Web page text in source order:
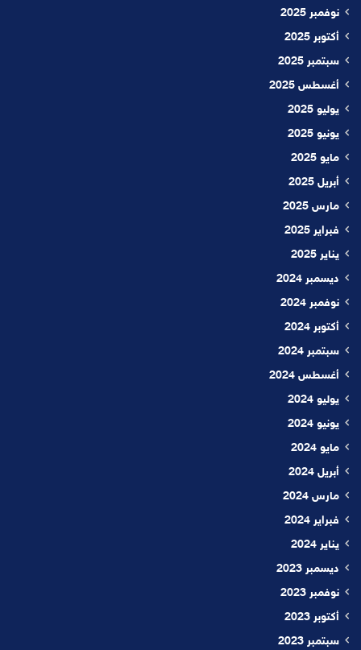
نوفمبر 2025
أكتوبر 2025
سبتمبر 2025
أغسطس 2025
يوليو 2025
يونيو 2025
مايو 2025
أبريل 2025
مارس 2025
فبراير 2025
يناير 2025
ديسمبر 2024
نوفمبر 2024
أكتوبر 2024
سبتمبر 2024
أغسطس 2024
يوليو 2024
يونيو 2024
مايو 2024
أبريل 2024
مارس 2024
فبراير 2024
يناير 2024
ديسمبر 2023
نوفمبر 2023
أكتوبر 2023
سبتمبر 2023